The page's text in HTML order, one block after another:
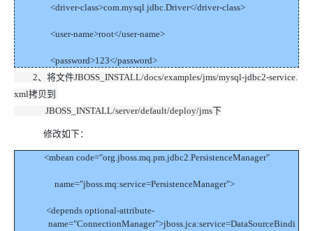
<driver-class>com.mysql.jdbc.Driver</driver-class>
<user-name>root</user-name>
<password>123</password>
2、将文件JBOSS_INSTALL/docs/examples/jms/mysql-jdbc2-service.
xml拷贝到
JBOSS_INSTALL/server/default/deploy/jms下
修改如下：
<mbean code="org.jboss.mq.pm.jdbc2.PersistenceManager"
name="jboss.mq:service=PersistenceManager">
<depends optional-attribute-
name="ConnectionManager">jboss.jca:service=DataSourceBindi